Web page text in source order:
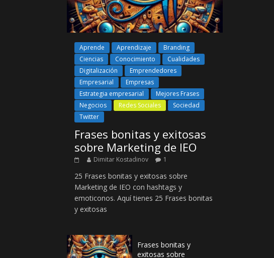
Aprende Aprendizaje
Branding
Ciencias
Conocimiento
Cualidades
Digitalización
Emprendedores
Empresarial
Empresas
Estrategia empresarial
Mejores Frases
Negocios
Redes Sociales
Sociedad
Twitter
Frases bonitas y exitosas
sobre Marketing de IEO
Dimitar Kostadinov 1
25 Frases bonitas y exitosas sobre
Marketing de IEO con hashtags y
emoticonos. Aquí tienes 25 Frases bonitas
y exitosas
Frases bonitas y
exitosas sobre